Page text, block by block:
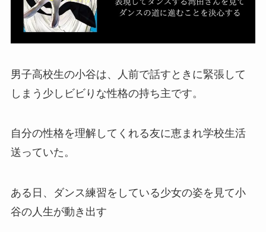
男子高校生の小谷は、人前で話すときに緊張して
しまう少しビビりな性格の持ち主です。
自分の性格を理解してくれる友に恵まれ学校生活
送っていた。
ある日、ダンス練習をしている少女の姿を見て小
谷の人生が動き出す